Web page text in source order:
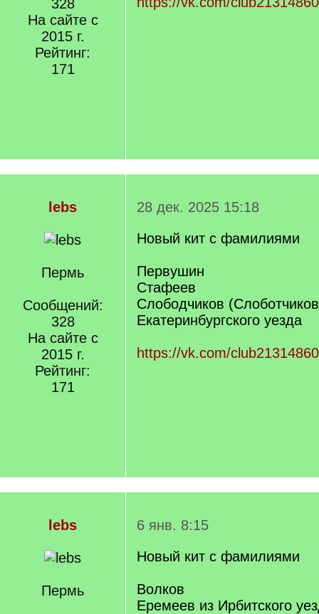
328
На сайте с
2015 г.
Рейтинг:
171
lebs
Пермь
Сообщений:
328
На сайте с
2015 г.
Рейтинг:
171
28 дек. 2025 15:18
Новый кит с фамилиями
Первушин
Стафеев
Слободчиков
Екатеринбургского уезда
https://vk.com/
lebs
Пермь
6 янв. 8:15
Новый кит с фамилиями
Волков
Еремеев из Ирбитского